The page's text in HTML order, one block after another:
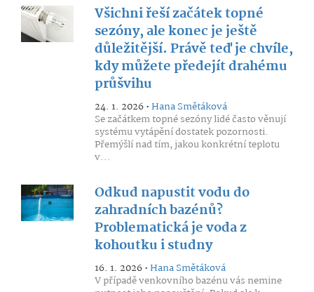
Všichni řeší začátek topné
sezóny, ale konec je ještě
důležitější. Právě teď je chvíle,
kdy můžete předejít drahému
průšvihu
24. 1. 2026 •Hana Smětáková
Se začátkem topné sezóny lidé často věnují
systému vytápění dostatek pozornosti.
Přemýšlí nad tím, jakou konkrétní teplotu
v...
Odkud napustit vodu do
zahradních bazénů?
Problematická je voda z
kohoutku i studny
16. 1. 2026 •Hana Smětáková
V případě venkovního bazénu vás nemine